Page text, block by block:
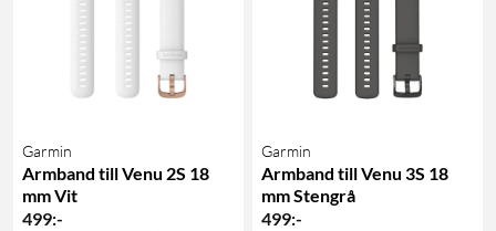
Garmin
Armband till Venu 2S 18
mm Vit
499:-
Garmin
Armband till Venu 3S 18
mm Stengrå
499:-